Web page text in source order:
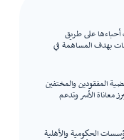
أحباءها على طريق
بهدف المساهمة في
المفقودين والمختفين
معاناة الأسر وتدعم
الحكومية والأهلية